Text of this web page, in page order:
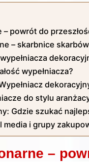
powrót do
– skarbnice skarbów
wypełniacza?
do stylu
Gdzie szukać
media i grupy
–